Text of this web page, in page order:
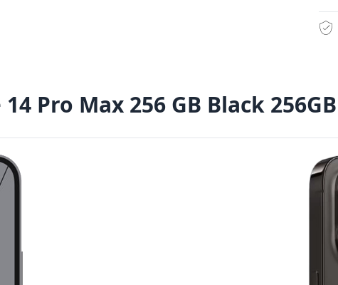
Pro Max 256 GB Black 256GB